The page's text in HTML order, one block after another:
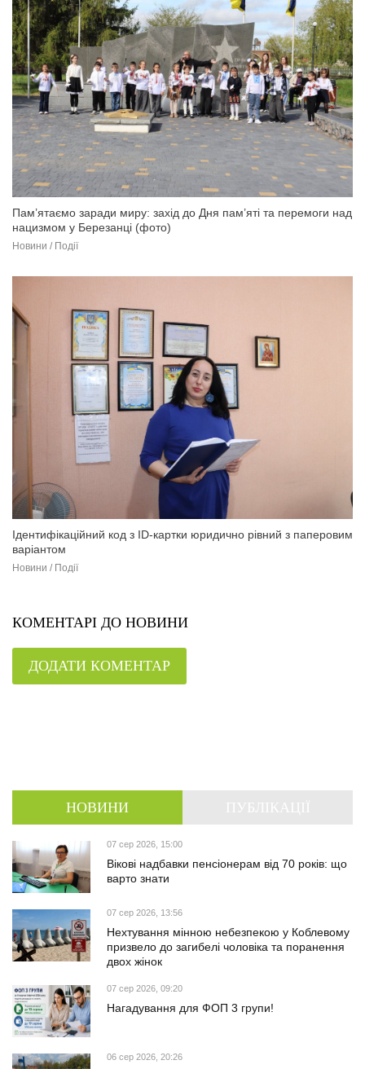
Пам’ятаємо заради миру: захід до Дня пам’яті та перемоги над
нацизмом у Березанці (фото)
Новини / Події
Ідентифікаційний код з ID-картки юридично рівний з паперовим
варіантом
Новини / Події
КОМЕНТАРІ ДО НОВИНИ
ДОДАТИ КОМЕНТАР
НОВИНИ
07 сер 2026, 15:00
Вікові надбавки пенсіонерам від 70 років: що
варто знати
07 сер 2026, 13:56
Нехтування мінною небезпекою у Коблевому
призвело до загибелі чоловіка та поранення
двох жінок
07 сер 2026, 09:20
Нагадування для ФОП 3 групи!
06 сер 2026, 20:26